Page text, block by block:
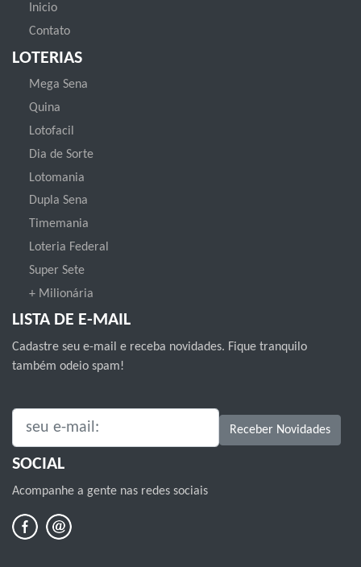
Inicio
Contato
LOTERIAS
Mega Sena
Quina
Lotofacil
Dia de Sorte
Lotomania
Dupla Sena
Timemania
Loteria Federal
Super Sete
+ Milionária
LISTA DE E-MAIL
Cadastre seu e-mail e receba novidades. Fique tranquilo
também odeio spam!
SEU E-MAIL: Receber Novidades
SOCIAL
Acompanhe a gente nas redes sociais